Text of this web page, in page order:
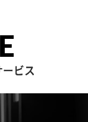
ビス